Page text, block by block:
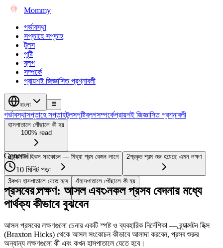
Mommy
গর্ভাবস্থা
সপ্তাহে সপ্তাহ
টুলস
পুষ্টি
ব্লগ
সম্পর্কে
প্রায়শই জিজ্ঞাসিত প্রশ্নাবলী
বাংলা
গর্ভাবস্থাসপ্তাহে সপ্তাহটুলসপুষ্টিব্লগসম্পর্কেপ্রায়শই জিজ্ঞাসিত প্রশ্নাবলী
হাসপাতালে পৌঁছালে কী হয়
100% read
1ব্র্যাক্সটন হিকস সংকোচন — মিথ্যা শ্রম কেমন লাগে 2প্রকৃত শ্রম শুরু হয়েছে এমন লক্ষণ
3কখন হাসপাতালে যেতে হবে 4হাসপাতালে পৌঁছালে কী হয়
General
10 মিনিট পড়া
প্রসবের লক্ষণ: আসল এবং নকল প্রসব বেদনার মধ্যে
পার্থক্য কীভাবে বুঝবেন
আসল প্রসবের লক্ষণগুলো চেনার একটি স্পষ্ট ও ব্যবহারিক নির্দেশিকা — ব্র্যাক্সটন হিক্স
(Braxton Hicks) থেকে আসল সংকোচন কীভাবে আলাদা করবেন, প্রসব শুরুর
অন্যান্য লক্ষণগুলো কী এবং কখন হাসপাতালে যেতে হবে।